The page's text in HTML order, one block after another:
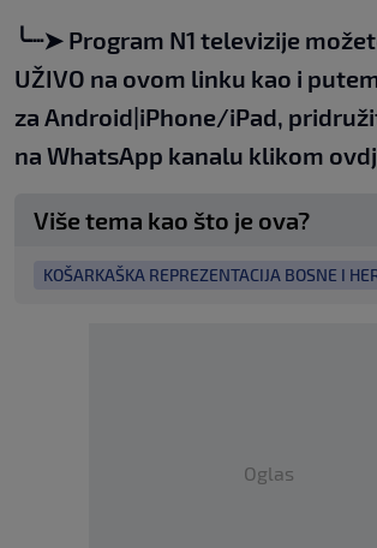
╰┈➤ Program N1 televizije
UŽIVO na ovom linku kao i
za Android|iPhone/iPad,
na WhatsApp kanalu klikom
Više tema kao što je ova?
KOŠARKAŠKA REPREZENTACIJA BOSNE I
Oglas